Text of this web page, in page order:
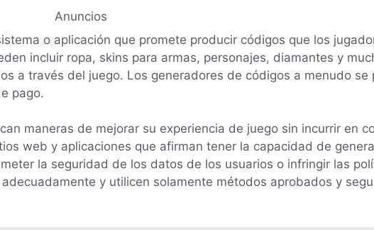
Anuncios
o aplicación que promete producir códigos que los
incluir ropa, skins para armas, personajes, diamantes y
a través del juego. Los generadores de códigos a menudo se
pago.
maneras de mejorar su experiencia de juego sin incurrir en
web y aplicaciones que afirman tener la capacidad de
la seguridad de los datos de los usuarios o infringir las
y utilicen solamente métodos aprobados y